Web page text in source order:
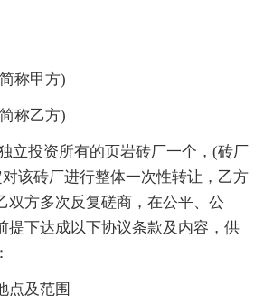
称甲方)
称乙方)
立投资所有的页岩砖厂一个，(砖厂
该砖厂进行整体一次性转让，乙方
双方多次反复磋商，在公平、公
提下达成以下协议条款及内容，供
点及范围